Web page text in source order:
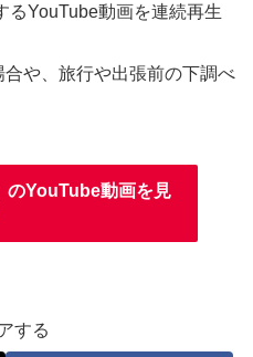
るYouTube動画を連続再生
や、旅行や出張前の下調べ
のYouTube動画を見
する